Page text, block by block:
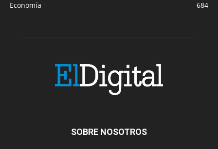
Economía
684
SOBRE NOSOTROS